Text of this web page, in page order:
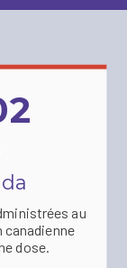
au
canadienne
dose.